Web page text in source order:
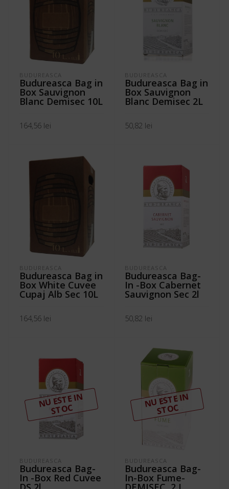
BUDUREASCA
Budureasca Bag in
Box Sauvignon
Blanc Demisec 10L
164,56 lei
BUDUREASCA
Budureasca Bag in
Box Sauvignon
Blanc Demisec 2L
50,82 lei
BUDUREASCA
Budureasca Bag in
Box White Cuvee
Cupaj Alb Sec 10L
164,56 lei
BUDUREASCA
Budureasca Bag-
In -Box Cabernet
Sauvignon Sec 2l
50,82 lei
N
U ESTE I
N
ST
OC
BUDUREASCA
Budureasca Bag-
In -Box Red Cuvee
N
U ESTE I
N
ST
OC
BUDUREASCA
Budureasca Bag-
In-Box Fume-